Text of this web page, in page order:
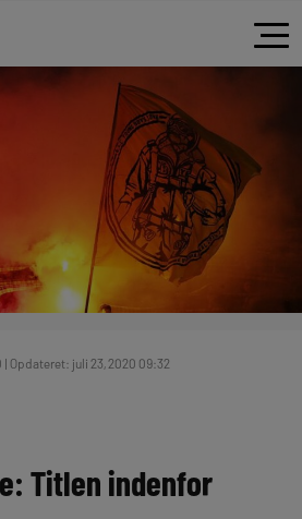
| Opdateret: juli 23, 2020 09:32
Titlen indenfor